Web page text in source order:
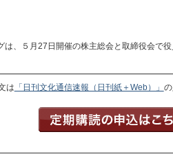
は、５月27日開催の株主総会と取締役会で
は 「日刊文化通信速報（日刊紙＋Web）」